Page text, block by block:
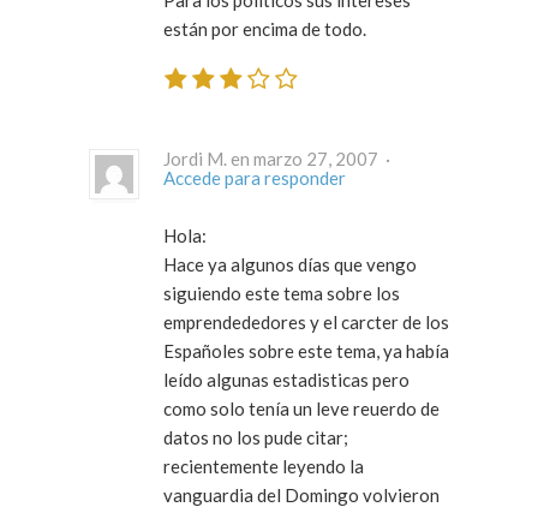
están por encima de todo.
Jordi M. en marzo 27, 2007 ·
Accede para responder
Hola:
Hace ya algunos días que vengo
siguiendo este tema sobre los
emprendededores y el carcter de los
Españoles sobre este tema, ya había
leído algunas estadisticas pero
como solo tenía un leve reuerdo de
datos no los pude citar;
recientemente leyendo la
vanguardia del Domingo volvieron